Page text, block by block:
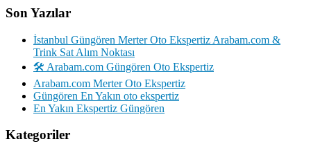
Son Yazılar
İstanbul Güngören Merter Oto Ekspertiz Arabam.com &
Trink Sat Alım Noktası
🛠️ Arabam.com Güngören Oto Ekspertiz
Arabam.com Merter Oto Ekspertiz
Güngören En Yakın oto ekspertiz
En Yakın Ekspertiz Güngören
Kategoriler